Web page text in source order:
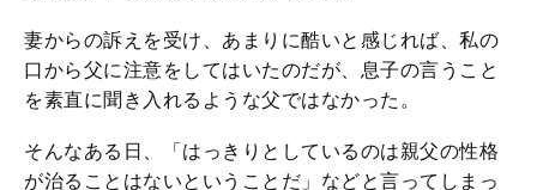
妻からの訴えを受け、あまりに酷いと感じれば、私の
口から父に注意をしてはいたのだが、息子の言うこと
を素直に聞き入れるような父ではなかった。
そんなある日、「はっきりとしているのは親父の性格
が治ることはないということだ」などと言ってしまっ